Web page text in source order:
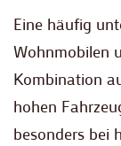
Eine häufig
Wohnmobilen
Kombination
hohen
besonders bei